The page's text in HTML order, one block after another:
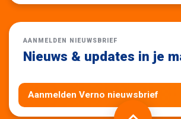
AANMELDEN NIEUWSBRIEF
Nieuws & updates in je
Aanmelden Verno nieuwsbrief